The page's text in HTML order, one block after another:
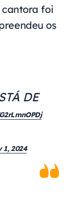
cantora foi
os
DE
1, 2024